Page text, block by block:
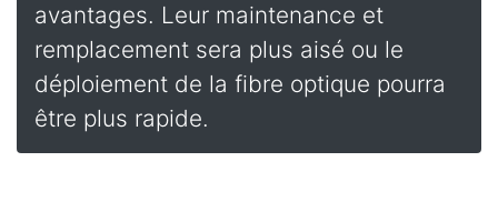
avantages. Leur maintenance et
remplacement sera plus aisé ou le
déploiement de la fibre optique pourra
être plus rapide.